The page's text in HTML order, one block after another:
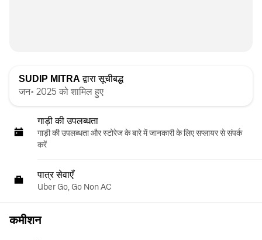
SUDIP MITRA द्वारा सूचीबद्ध
जन॰ 2025 को शामिल हुए
गाड़ी की उपलब्धता
गाड़ी की उपलब्धता और स्‍टोरेज के बारे में जानकारी के लिए सप्लायर से संपर्क
करें
पात्र सेवाएँ
Uber Go, Go Non AC
कमीशन